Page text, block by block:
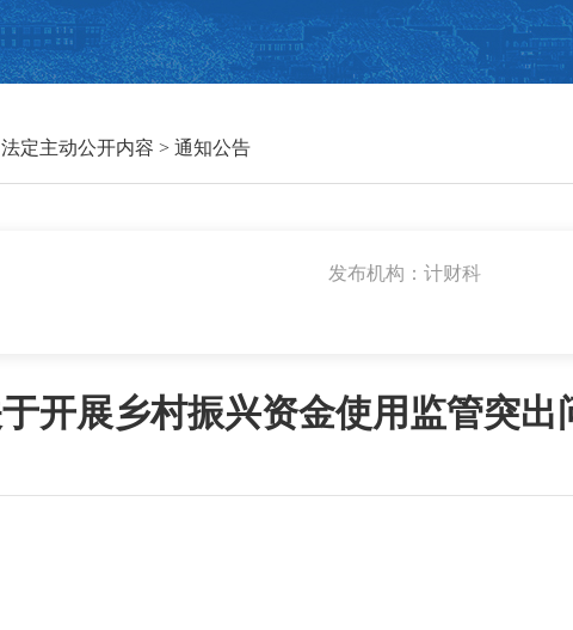
法定主动公开内容 > 通知公告
发布机构：计财科
开展乡村振兴资金使用监管突